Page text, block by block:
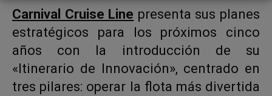
Carnival Cruise Line presenta sus planes
estratégicos para los próximos cinco
años con la introducción de su
«Itinerario de Innovación», centrado en
tres pilares: operar la flota más divertida